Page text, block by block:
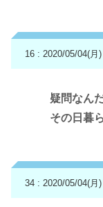
16 : 2020/05/04(月
疑問なん
その日暮
34 : 2020/05/04(月